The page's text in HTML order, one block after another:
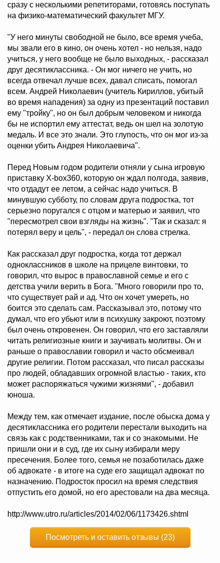
сразу с несколькими репетиторами, готовясь поступать
на физико-математический факультет МГУ.
"У него минуты свободной не было, все время учеба,
мы звали его в кино, он очень хотел - но нельзя, надо
учиться, у него вообще не было выходных, - рассказал
друг десятиклассника. - Он мог ничего не учить, но
всегда отвечал лучше всех, давал списать, помогал
всем. Андрей Николаевич (учитель Кириллов, убитый
во время нападения) за одну из презентаций поставил
ему "тройку", но он был добрым человеком и никогда
бы не испортил ему аттестат, ведь он шел на золотую
медаль. И все это знали. Это глупость, что он мог из-за
оценки убить Андрея Николаевича".
Перед Новым годом родители отняли у сына игровую
приставку Х-box360, которую он ждал полгода, заявив,
что отдадут ее летом, а сейчас надо учиться. В
минувшую субботу, по словам друга подростка, тот
серьезно поругался с отцом и матерью и заявил, что
"пересмотрел свои взгляды на жизнь". "Так и сказал: я
потерял веру и цель", - передал он слова стрелка.
Как рассказал друг подростка, когда тот держал
одноклассников в школе на прицеле винтовки, то
говорил, что вырос в православной семье и его с
детства учили верить в Бога. "Много говорили про то,
что существует рай и ад. Что он хочет умереть, но
боится это сделать сам. Рассказывал это, потому что
думал, что его убьют или в психушку закроют, поэтому
был очень откровенен. Он говорил, что его заставляли
читать религиозные книги и заучивать молитвы. Он и
раньше о православии говорил и часто обсмеивал
другие религии. Потом рассказал, что писал рассказы
про людей, обладавших огромной властью - таких, кто
может распоряжаться чужими жизнями", - добавил
юноша.
Между тем, как отмечает издание, после обыска дома у
десятиклассника его родители перестали выходить на
связь как с родственниками, так и со знакомыми. Не
пришли они и в суд, где их сыну избирали меру
пресечения. Более того, семья не позаботилась даже
об адвокате - в итоге на суде его защищал адвокат по
назначению. Подросток просил на время следствия
отпустить его домой, но его арестовали на два месяца.
http://www.utro.ru/articles/2014/02/06/1173426.shtml
Посмотреть и оставить отзывы (23)